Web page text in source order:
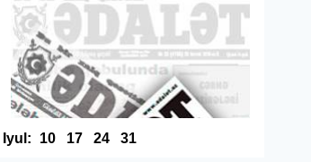
Iyul: 10 17 24 31